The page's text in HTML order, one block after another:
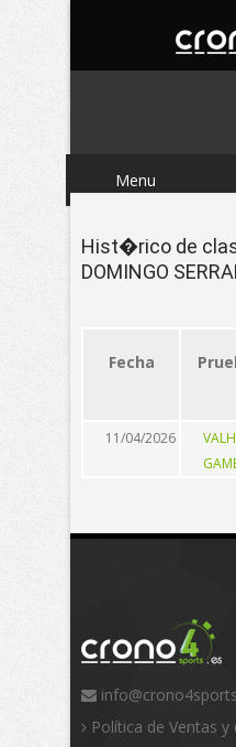
Menu
Hist�rico de
DOMINGO
Fecha
11/04/2026
Política de Ventas y